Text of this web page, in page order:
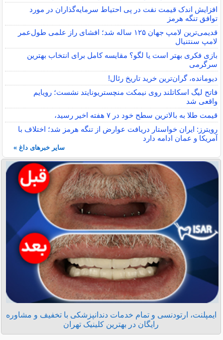
افزایش اندک قیمت نفت در پی احتیاط سرمایه‌گذاران در مورد
توافق تنگه هرمز
قدیمی‌ترین لامپ جهان ۱۲۵ ساله شد؛ افشای راز علمی طول‌عمر
لامپ سنتنیال
بازی فکری بهتر است یا لگو؟ مقایسه کامل برای انتخاب بهترین
سرگرمی
دیومانده، گران‌ترین خرید تاریخ رئال!
فاتح لیگ اسکاتلند روی نیمکت منچستریونایتد نشست؛ رویایم
واقعی شد
قیمت طلا به بالاترین سطح خود در ۷ هفته اخیر رسید،
رویترز: ایران خواستار دریافت عوارض از تنگه هرمز شد؛ اختلاف با
آمریکا و عمان ادامه دارد
سایر خبرهای داغ »
ایمپلنت، ارتودنسی و تمام خدمات دندانپزشکی با تخفیف و مشاوره
رایگان در بهترین کلینیک تهران